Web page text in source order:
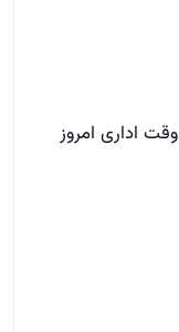
اداری امروز